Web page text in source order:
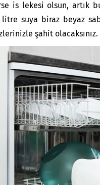
is lekesi olsun, artık
litre suya biraz beyaz
şahit olacaksınız.